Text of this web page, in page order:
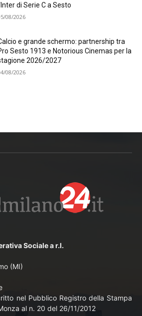
di Serie C a Sesto
08/2026
e grande schermo: partnership tra
Sesto 1913 e Notorious Cinemas per la
2026/2027
08/2026
Sociale a r.l.
(MI)
nel Pubblico Registro della Stampa
al n. 20 del 26/11/2012